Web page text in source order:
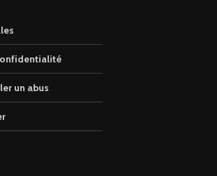
un abus